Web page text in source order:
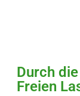
Durch
Freien